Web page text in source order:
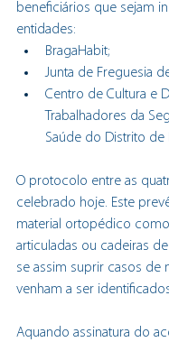
beneficiários que sejam
entidades:
BragaHabit;
Junta de Freguesia
Centro de Cultura e
Trabalhadores da
Saúde do Distrito de
O protocolo entre as
celebrado hoje. Este
material ortopédico
articuladas ou cadeiras
se assim suprir casos de
venham a ser
Aquando assinatura do